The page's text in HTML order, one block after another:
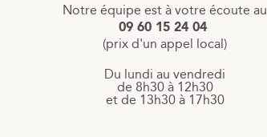
Notre équipe est à votre écoute au
09 60 15 24 04
(prix d'un appel local)
Du lundi au vendredi
de 8h30 à 12h30
et de 13h30 à 17h30